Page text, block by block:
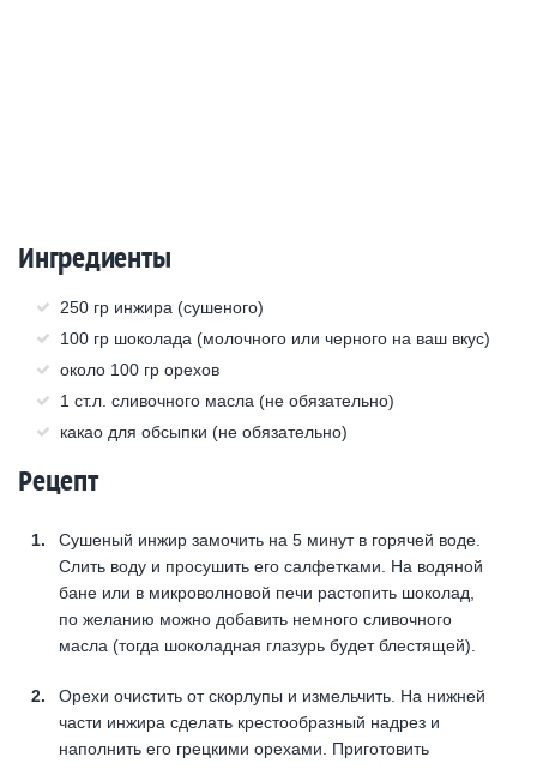
Ингредиенты
250 гр инжира (сушеного)
100 гр шоколада (молочного или черного на ваш вкус)
около 100 гр орехов
1 ст.л. сливочного масла (не обязательно)
какао для обсыпки (не обязательно)
Рецепт
Сушеный инжир замочить на 5 минут в горячей воде.
Слить воду и просушить его салфетками. На водяной
бане или в микроволновой печи растопить шоколад,
по желанию можно добавить немного сливочного
масла (тогда шоколадная глазурь будет блестящей).
Орехи очистить от скорлупы и измельчить. На нижней
части инжира сделать крестообразный надрез и
наполнить его грецкими орехами. Приготовить